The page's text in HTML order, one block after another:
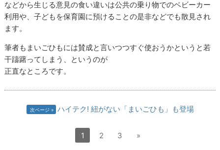
などから生じる意見の食い違いは公共の乗り物でのベビーカー
利用や、子どもを保育園に預けることの是非などでも散見され
ます。
筆者もまいごひもには賛成と言いつつすぐ使おうかというと若
干躊躇ってしまう、というのが
正直なところです。
次ページ ハイテク! 紐がない「まいごひも」も登場
1 2 3 »